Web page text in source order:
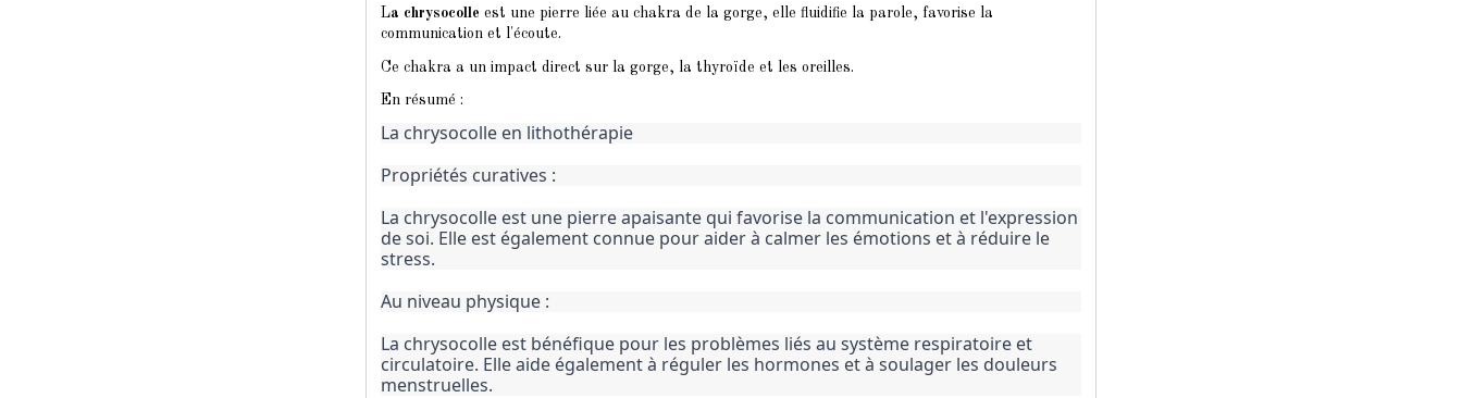
La chrysocolle est une pierre liée au chakra de la gorge, elle fluidifie la parole, favorise la
communication et l'écoute.
Ce chakra a un impact direct sur la gorge, la thyroïde et les oreilles.
En résumé :
La chrysocolle en lithothérapie
Propriétés curatives :
La chrysocolle est une pierre apaisante qui favorise la communication et l'expression
de soi. Elle est également connue pour aider à calmer les émotions et à réduire le
stress.
Au niveau physique :
La chrysocolle est bénéfique pour les problèmes liés au système respiratoire et
circulatoire. Elle aide également à réguler les hormones et à soulager les douleurs
menstruelles.